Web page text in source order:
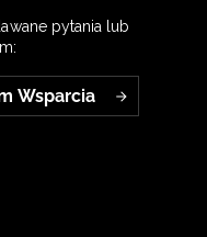
pytania lub
Wsparcia